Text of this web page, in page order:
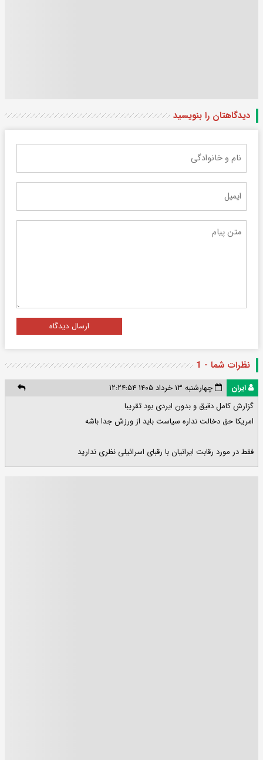
دیدگاهتان را بنویسید
ارسال دیدگاه
نظرات شما - 1
ایران
چهارشنبه ۱۳ خرداد ۱۴۰۵ ۱۲:۲۴:۵۴
گزارش کامل دقیق و بدون ایردی بود تقریبا
امریکا حق دخالت نداره سیاست باید از ورزش جدا باشه
فقط در مورد رقابت ایرانیان با رقبای اسرائیلی نظری ندارید